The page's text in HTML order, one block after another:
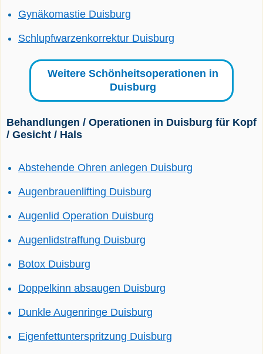
Gynäkomastie Duisburg
Schlupfwarzenkorrektur Duisburg
Weitere Schönheitsoperationen in
Duisburg
Behandlungen / Operationen in Duisburg für Kopf
/ Gesicht / Hals
Abstehende Ohren anlegen Duisburg
Augenbrauenlifting Duisburg
Augenlid Operation Duisburg
Augenlidstraffung Duisburg
Botox Duisburg
Doppelkinn absaugen Duisburg
Dunkle Augenringe Duisburg
Eigenfettunterspritzung Duisburg